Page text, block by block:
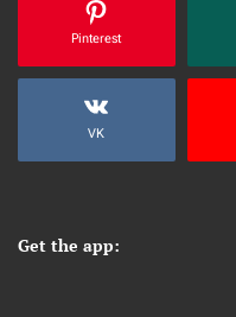
Pinterest
VK
Get the app: